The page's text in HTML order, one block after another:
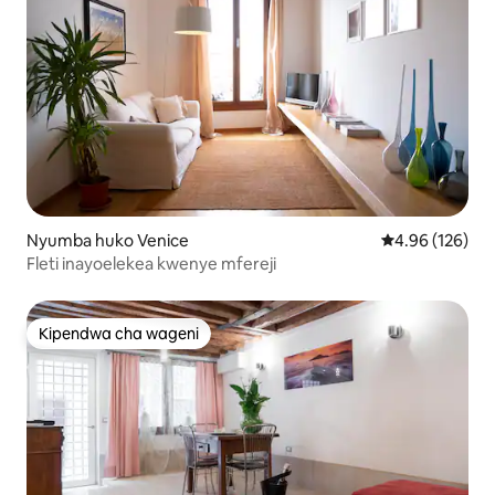
Nyumba huko Venice Ukadiriaji wa
4.96 (126)
Fleti inayoelekea kwenye mfereji
Kipendwa cha wageni
Kipendwa cha wageni